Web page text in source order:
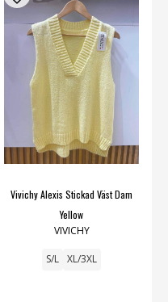
Vivichy Alexis Stickad Väst Dam
Yellow
VIVICHY
S/L XL/3XL